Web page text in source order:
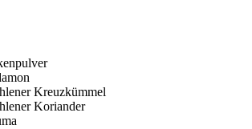
Kreuzkümmel
Koriander